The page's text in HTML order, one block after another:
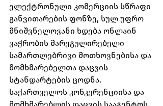
ელექტრონული კომერციის სწრაფი
განვითარების ფონზე, სულ უფრო
მნიშვნელოვანი ხდება ონლაინ
ვაჭრობის მარეგულირებელი
სამართლებრივი მოთხოვნებისა და
მომხმარებელთა დაცვის
სტანდარტების ცოდნა.
საქართველოს კონკურენციისა და